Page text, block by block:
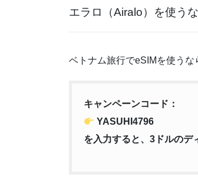
エラロ（Airalo）を使う
ベトナム旅行でeSIMを使うな
キャンペーンコード：
YASUHI4796
を入力すると、3ドルのデ